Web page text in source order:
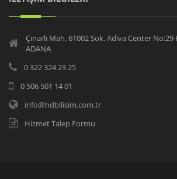
Çınarlı Mah. 61002 Sok. Adiva Center
ADANA
0 322 324 23 25
0 506 501 14 01
info@hdbilisim.com.tr
Hizmet Talep Formu